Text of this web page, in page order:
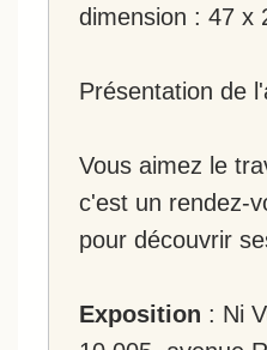
dimension : 47 x
Présentation de
Vous aimez le
c'est un rendez-
pour découvrir
Exposition : Ni